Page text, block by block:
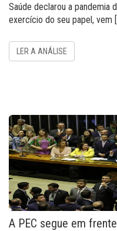
Saúde declarou a pandemia
exercício do seu papel, vem
LER A ANÁLISE
A PEC segue em